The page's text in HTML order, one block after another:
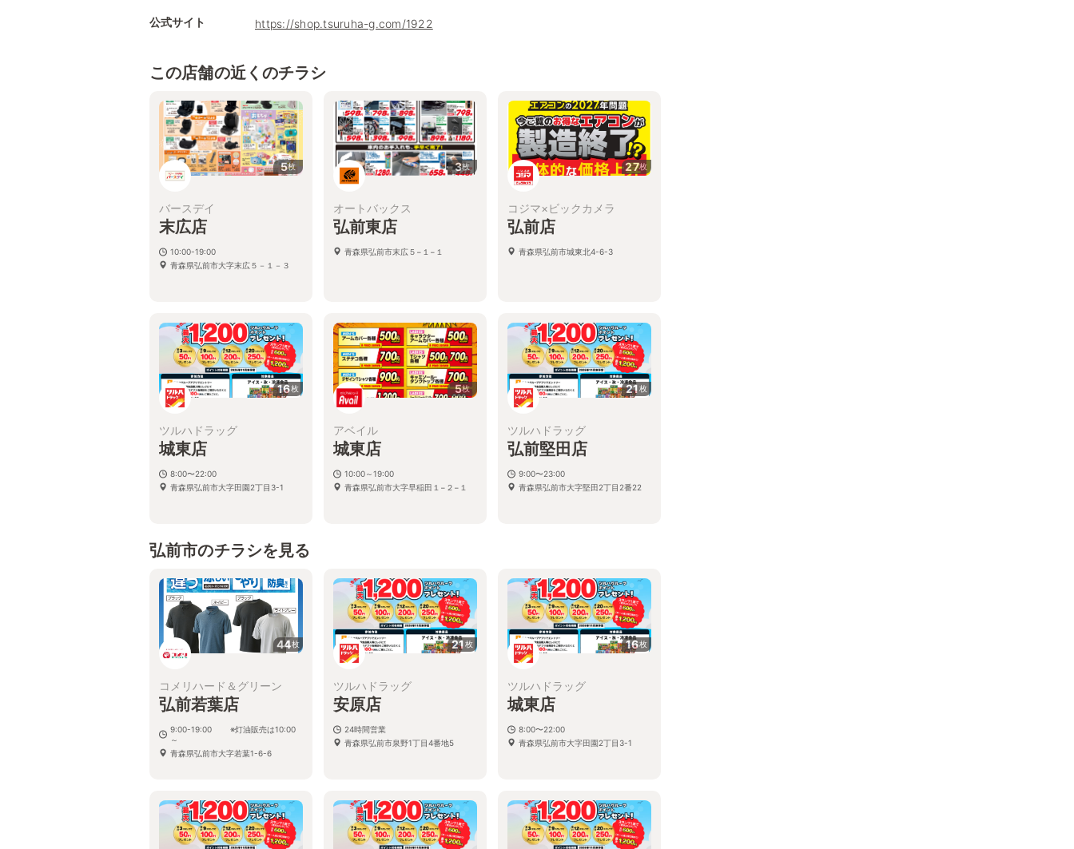
公式サイト https://shop.tsuruha-g.com/1922
この店舗の近くのチラシ
5枚
バースデイ
末広店
10:00-19:00
青森県弘前市大字末広５－１－３
3枚
オートバックス
弘前東店
青森県弘前市末広５−１−１
27枚
コジマ×ビックカメラ
弘前店
青森県弘前市城東北4-6-3
16枚
ツルハドラッグ
城東店
8:00〜22:00
青森県弘前市大字田園2丁目3-1
5枚
アベイル
城東店
10:00～19:00
青森県弘前市大字早稲田１−２−１
21枚
ツルハドラッグ
弘前堅田店
9:00〜23:00
青森県弘前市大字堅田2丁目2番22
弘前市のチラシを見る
44枚
コメリハード＆グリーン
弘前若葉店
9:00-19:00 ※灯油販売は10:00
～
青森県弘前市大字若葉1-6-6
21枚
ツルハドラッグ
安原店
24時間営業
青森県弘前市泉野1丁目4番地5
16枚
ツルハドラッグ
城東店
8:00〜22:00
青森県弘前市大字田園2丁目3-1